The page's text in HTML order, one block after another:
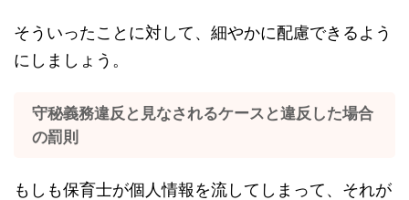
そういったことに対して、細やかに配慮できるよう
にしましょう。
守秘義務違反と見なされるケースと違反した場合
の罰則
もしも保育士が個人情報を流してしまって、それが